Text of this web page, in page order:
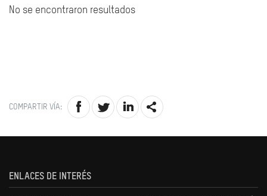
No se encontraron resultados
COMPARTIR VÍA:
ENLACES DE INTERÉS